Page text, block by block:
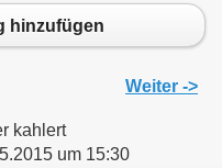
hinzufügen
Weiter ->
kahlert
um 15:30